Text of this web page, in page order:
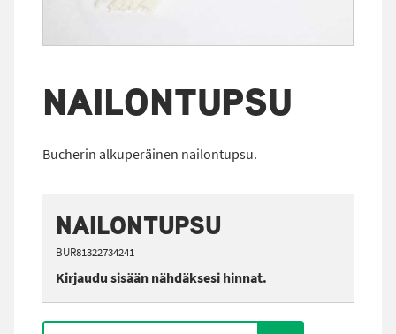
NAILONTUPSU
Bucherin alkuperäinen nailontupsu.
NAILONTUPSU
BUR81322734241
Kirjaudu sisään nähdäksesi hinnat.